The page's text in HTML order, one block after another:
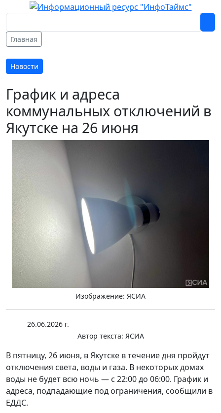
Главная
Новости
График и адреса
коммунальных отключений в
Якутске на 26 июня
Изображение: ЯСИА
26.06.2026 г.
Автор текста: ЯСИА
В пятницу, 26 июня, в Якутске в течение дня пройдут
отключения света, воды и газа. В некоторых домах
воды не будет всю ночь — с 22:00 до 06:00. График и
адреса, подпадающие под ограничения, сообщили в
ЕДДС.